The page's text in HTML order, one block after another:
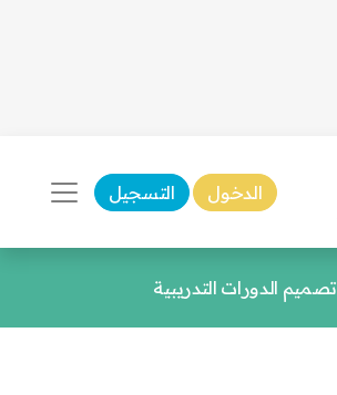
الدخول التسجيل
تصميم الدورات التدريبية